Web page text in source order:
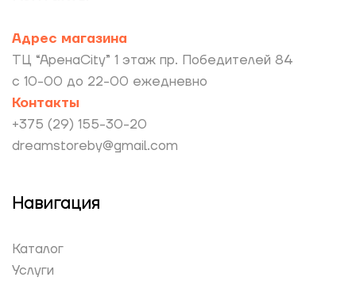
Адрес магазина
ТЦ “АренаCity” 1 этаж пр. Победителей 84
с 10-00 до 22-00 ежедневно
Контакты
+375 (29) 155-30-20
dreamstoreby@gmail.com
Навигация
Каталог
Услуги